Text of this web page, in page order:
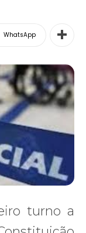
WhatsApp
turno a